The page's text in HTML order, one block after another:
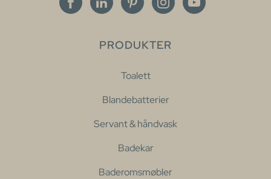
PRODUKTER
Toalett
Blandebatterier
Servant & håndvask
Badekar
Baderomsmøbler